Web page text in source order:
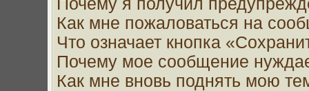
Почему я получил
Как мне пожаловаться на
Что означает кнопка
Почему мое сообщение
Как мне вновь поднять мою